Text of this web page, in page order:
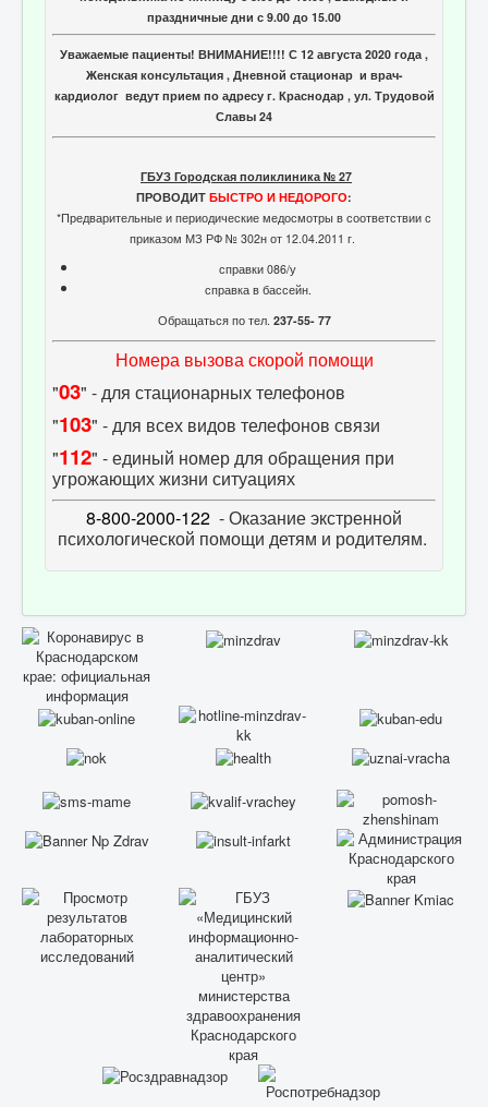
праздничные дни с 9.00 до 15.00
Уважаемые пациенты! ВНИМАНИЕ!!!! С 12 августа 2020 года ,
Женская консультация , Дневной стационар и врач-
кардиолог ведут прием по адресу г. Краснодар , ул. Трудовой
Славы 24
ГБУЗ Городская поликлиника № 27
ПРОВОДИТ БЫСТРО И НЕДОРОГО:
*Предварительные и периодические медосмотры в соответствии с
приказом МЗ РФ № 302н от 12.04.2011 г.
справки 086/у
справка в бассейн.
Обращаться по тел. 237-55- 77
Номера вызова скорой помощи
"03" - для стационарных телефонов
"103" - для всех видов телефонов связи
"112" - единый номер для обращения при
угрожающих жизни ситуациях
8-800-2000-122 - Оказание экстренной
психологической помощи детям и родителям.